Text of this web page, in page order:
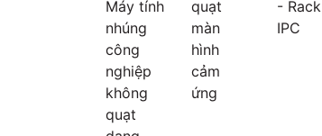
Máy tính
nhúng
công
nghiệp
không
quạt
quạt
màn
hình
cảm
ứng
- Rack
IPC